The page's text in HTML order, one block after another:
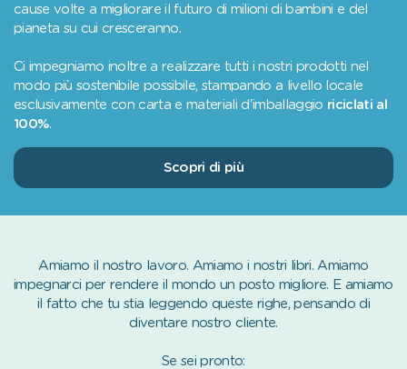
cause volte a migliorare il futuro di milioni di bambini e del
pianeta su cui cresceranno.
Ci impegniamo inoltre a realizzare tutti i nostri prodotti nel
modo più sostenibile possibile, stampando a livello locale
esclusivamente con carta e materiali d'imballaggio riciclati al
100%.
Scopri di più
Amiamo il nostro lavoro. Amiamo i nostri libri. Amiamo
impegnarci per rendere il mondo un posto migliore. E amiamo
il fatto che tu stia leggendo queste righe, pensando di
diventare nostro cliente.
Se sei pronto: